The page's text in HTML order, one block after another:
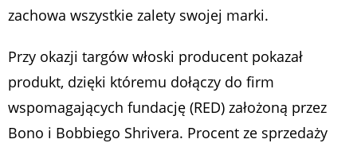
zachowa wszystkie zalety swojej marki.
Przy okazji targów włoski producent pokazał
produkt, dzięki któremu dołączy do firm
wspomagających fundację (RED) założoną przez
Bono i Bobbiego Shrivera. Procent ze sprzedaży